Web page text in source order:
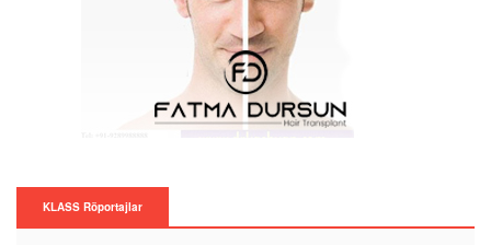
KLASS Röportajlar